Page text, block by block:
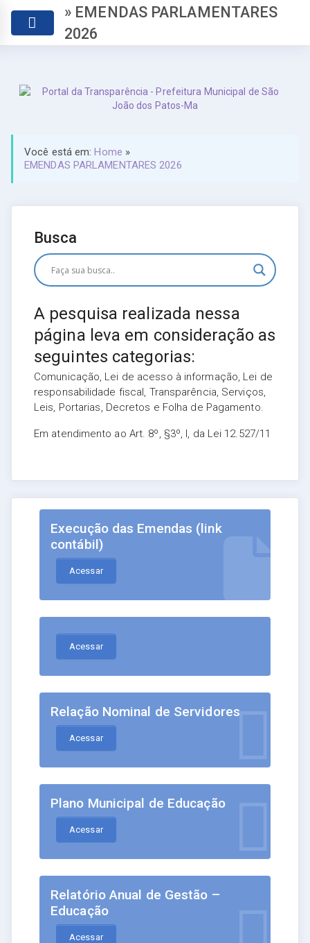
» EMENDAS PARLAMENTARES
2026
Você está em:Home »
EMENDAS PARLAMENTARES 2026
Busca
A pesquisa realizada nessa
página leva em consideração as
seguintes categorias:
Comunicação, Lei de acesso à informação, Lei de
responsabilidade fiscal, Transparência, Serviços,
Leis, Portarias, Decretos e Folha de Pagamento.
Em atendimento ao Art. 8º, §3º, I, da Lei 12.527/11
Execução das Emendas (link
contábil)
Acessar
Acessar
Relação Nominal de Servidores
Acessar
Plano Municipal de Educação
Acessar
Relatório Anual de Gestão –
Educação
Acessar